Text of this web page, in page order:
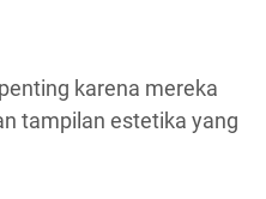
karena mereka
tampilan estetika yang